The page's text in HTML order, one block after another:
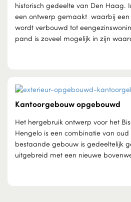
historisch gedeelte van Den Haag.
een ontwerp gemaakt waarbij een
wordt verbouwd tot
pand is zoveel mogelijk in zijn
Kantoorgebouw opgebouwd
Het hergebruik ontwerp voor het
Hengelo is een combinatie van oud
bestaande gebouw is gedeeltelijk
uitgebreid met een nieuwe